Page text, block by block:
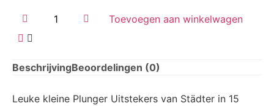
Toevoegen aan winkelwagen
BeschrijvingBeoordelingen (0)
Leuke kleine Plunger Uitstekers van Städter in 15